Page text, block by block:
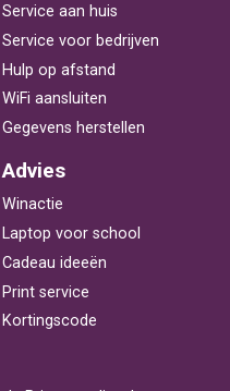
Service aan huis
Service voor bedrijven
Hulp op afstand
WiFi aansluiten
Gegevens herstellen
Advies
Winactie
Laptop voor school
Cadeau ideeën
Print service
Kortingscode